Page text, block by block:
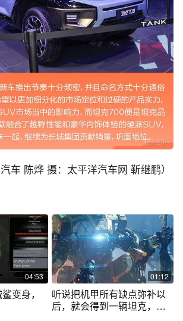
车 陈烨 摄：太平洋汽车网 靳继鹏）
04:53
变身，
01:12
听说把机甲所有缺点弥补以
后，就会得到一辆坦克，你